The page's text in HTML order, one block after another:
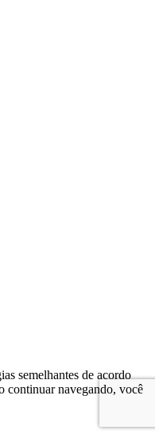
semelhantes de acordo
continuar navegando, você